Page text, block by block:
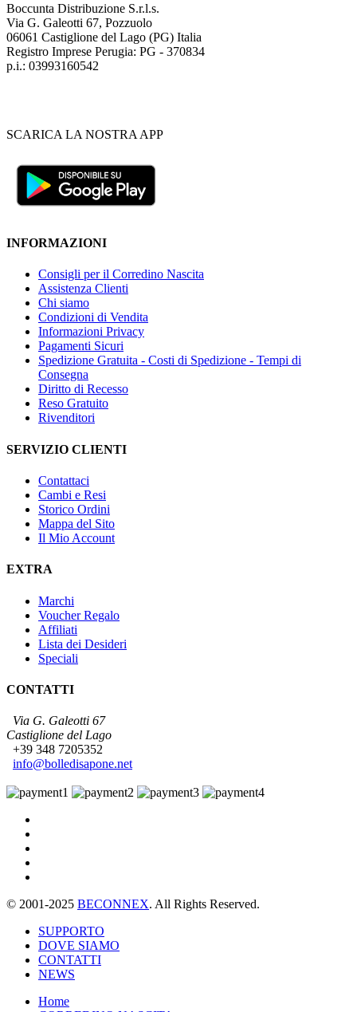
Boccunta Distribuzione S.r.l.s.
Via G. Galeotti 67, Pozzuolo
06061 Castiglione del Lago (PG) Italia
Registro Imprese Perugia: PG - 370834
p.i.: 03993160542
SCARICA LA NOSTRA APP
INFORMAZIONI
Consigli per il Corredino Nascita
Assistenza Clienti
Chi siamo
Condizioni di Vendita
Informazioni Privacy
Pagamenti Sicuri
Spedizione Gratuita - Costi di Spedizione - Tempi di
Consegna
Diritto di Recesso
Reso Gratuito
Rivenditori
SERVIZIO CLIENTI
Contattaci
Cambi e Resi
Storico Ordini
Mappa del Sito
Il Mio Account
EXTRA
Marchi
Voucher Regalo
Affiliati
Lista dei Desideri
Speciali
CONTATTI
Via G. Galeotti 67
Castiglione del Lago
+39 348 7205352
info@bolledisapone.net
© 2001-2025 BECONNEX. All Rights Reserved.
SUPPORTO
DOVE SIAMO
CONTATTI
NEWS
Home